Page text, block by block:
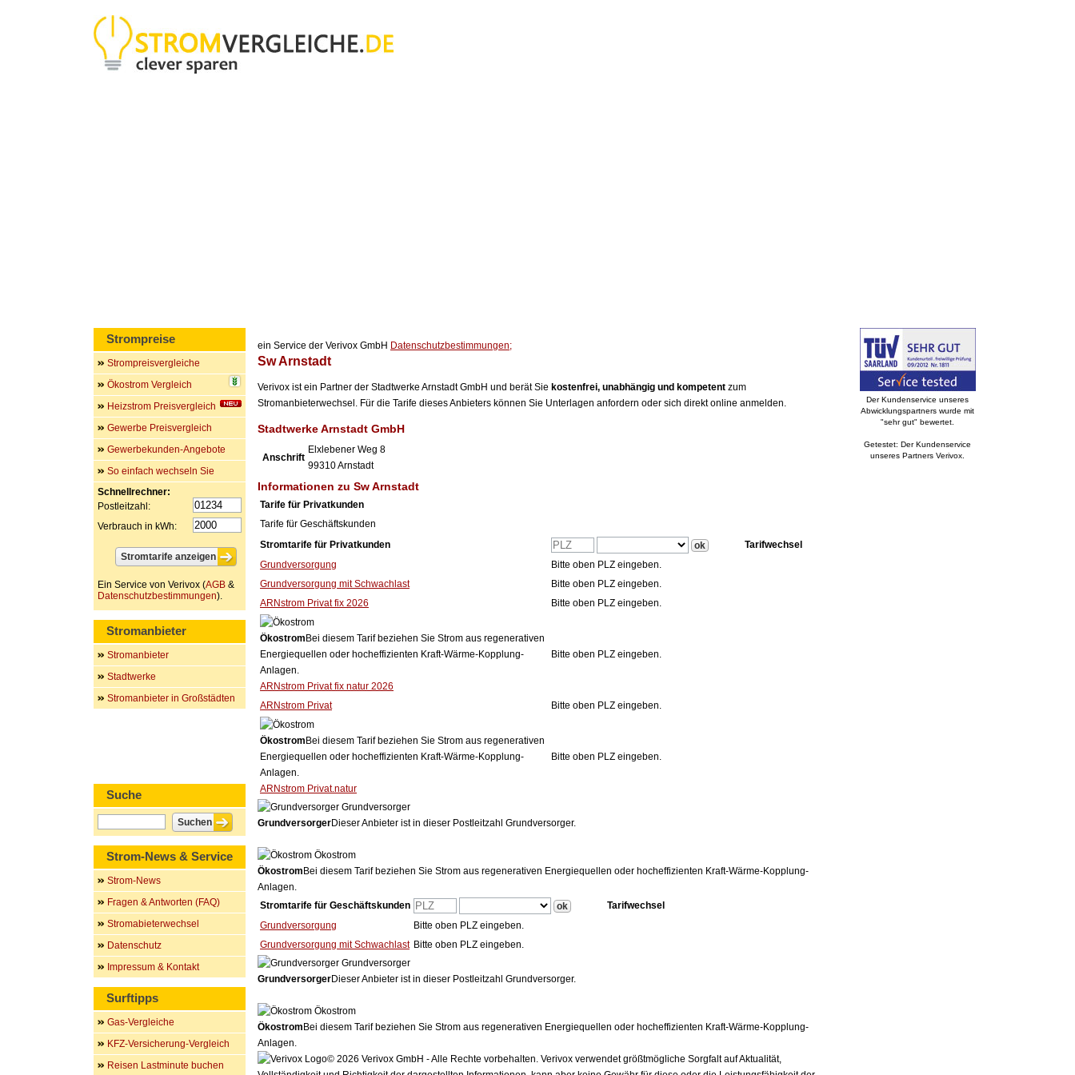
ein Service der Verivox GmbH Datenschutzbestimmungen;
Sw Arnstadt
Verivox ist ein Partner der Stadtwerke Arnstadt GmbH und berät Sie kostenfrei, unabhängig und kompetent zum
Stromanbieterwechsel. Für die Tarife dieses Anbieters können Sie Unterlagen anfordern oder sich direkt online anmelden.
Stadtwerke Arnstadt GmbH
Anschrift
Elxlebener Weg 8
99310Arnstadt
Informationen zu Sw Arnstadt
Tarife für Privatkunden
Tarife für Geschäftskunden
Stromtarife für Privatkunden
Tarifwechsel
Grundversorgung
Bitte oben PLZ eingeben.
Grundversorgung mit Schwachlast
Bitte oben PLZ eingeben.
ARNstrom Privat fix 2026
Bitte oben PLZ eingeben.
Ökostrom Bei diesem Tarif beziehen Sie Strom aus regenerativen
Energiequellen oder hocheffizienten Kraft-Wärme-Kopplung-
Anlagen.
ARNstrom Privat fix natur 2026
Bitte oben PLZ eingeben.
ARNstrom Privat Bitte oben PLZ eingeben.
Ökostrom Bei diesem Tarif beziehen Sie Strom aus regenerativen
Energiequellen oder hocheffizienten Kraft-Wärme-Kopplung-
Anlagen.
ARNstrom Privat.natur
Bitte oben PLZ eingeben.
Grundversorger
GrundversorgerDieser Anbieter ist in dieser Postleitzahl Grundversorger.
Ökostrom
Ökostrom Bei diesem Tarif beziehen Sie Strom aus regenerativen Energiequellen oder hocheffizienten Kraft-Wärme-Kopplung-
Anlagen.
Stromtarife für Geschäftskunden
Tarifwechsel
Grundversorgung
Bitte oben PLZ eingeben.
Grundversorgung mit Schwachlast Bitte oben PLZ eingeben.
Grundversorger
GrundversorgerDieser Anbieter ist in dieser Postleitzahl Grundversorger.
Ökostrom
Ökostrom Bei diesem Tarif beziehen Sie Strom aus regenerativen Energiequellen oder hocheffizienten Kraft-Wärme-Kopplung-
Anlagen.
© 2026 Verivox GmbH - Alle Rechte vorbehalten. Verivox verwendet größtmögliche Sorgfalt auf Aktualität,
Strompreise
Strompreisvergleiche
Ökostrom Vergleich
Heizstrom Preisvergleich
Gewerbe Preisvergleich
Gewerbekunden-Angebote
So einfach wechseln Sie
Schnellrechner:
Postleitzahl:
Verbrauch in kWh:
Ein Service von Verivox (AGB &
Datenschutzbestimmungen).
Stromanbieter
Stromanbieter
Stadtwerke
Stromanbieter in Großstädten
Suche
Strom-News & Service
Strom-News
Fragen & Antworten (FAQ)
Stromabieterwechsel
Datenschutz
Impressum & Kontakt
Surftipps
Gas-Vergleiche
KFZ-Versicherung-Vergleich
Reisen Lastminute buchen
Der Kundenservice unseres
Abwicklungspartners wurde mit
"sehr gut" bewertet.
Getestet: Der Kundenservice
unseres Partners Verivox.